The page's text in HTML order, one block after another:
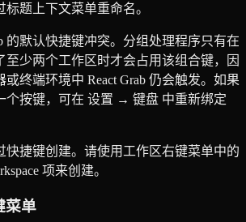
题上下文菜单重命名。
的默认快捷键冲突。分组处理程序只有在
至少两个工作区时才会占用该组合键，因
终端环境中 React Grab 仍会触发。如果
个按键，可在 设置 → 键盘 中重新绑定
快捷键创建。请使用工作区右键菜单中的
项来创建。
菜单